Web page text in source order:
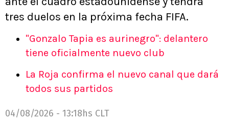
tres duelos en la próxima fecha FIFA.
"Gonzalo Tapia es aurinegro": delantero
tiene oficialmente nuevo club
La Roja confirma el nuevo canal que dará
todos sus partidos
04/08/2026 - 13:18hs CLT